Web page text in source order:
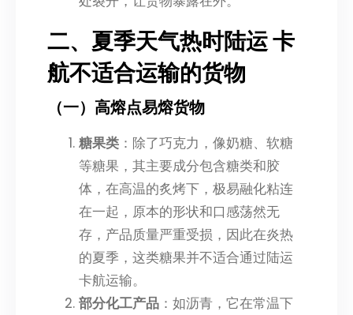
二、夏季天气热时陆运 卡
航不适合运输的货物
（一）高熔点易熔货物
糖果类 ：除了巧克力，像奶糖、软糖
等糖果，其主要成分包含糖类和胶
体，在高温的炙烤下，极易融化粘连
在一起，原本的形状和口感荡然无
存，产品质量严重受损，因此在炎热
的夏季，这类糖果并不适合通过陆运
卡航运输。
部分化工产品 ：如沥青，它在常温下